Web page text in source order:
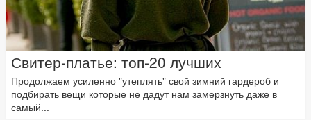
Свитер-платье: топ-20 лучших
Продолжаем усиленно "утеплять" свой зимний гардероб и
подбирать вещи которые не дадут нам замерзнуть даже в
самый...